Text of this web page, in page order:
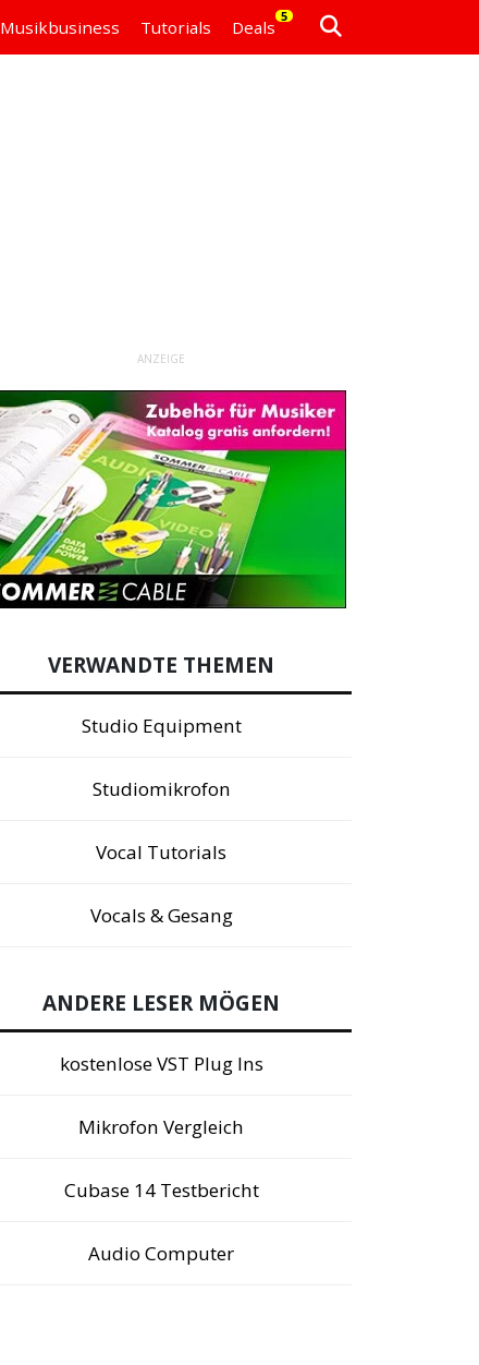
Musikbusiness Tutorials Deals
5
ANZEIGE
VERWANDTE THEMEN
Studio Equipment
Studiomikrofon
Vocal Tutorials
Vocals & Gesang
ANDERE LESER MÖGEN
kostenlose VST Plug Ins
Mikrofon Vergleich
Cubase 14 Testbericht
Audio Computer